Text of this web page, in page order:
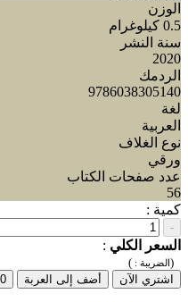
الوزن
0.5 كيلوغرام
سنة النشر
2020
الردمك
9786038305140
لغة
العربية
نوع الغلاف
ورقي
عدد صفحات الكتاب
56
كمية :
-
السعر الكلي :
(الضريبة : )
اشتري الآن
أضف إلى العربة 0